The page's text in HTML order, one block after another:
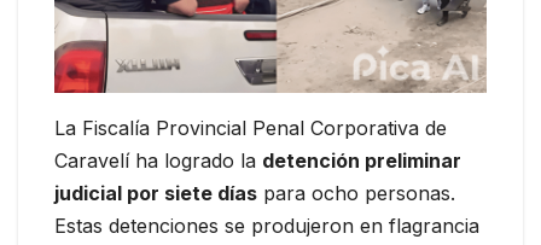
La Fiscalía Provincial Penal Corporativa de
Caravelí ha logrado la detención preliminar
judicial por siete días para ocho personas.
Estas detenciones se produjeron en flagrancia